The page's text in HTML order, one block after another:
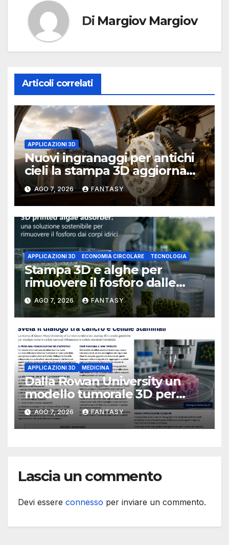
Di Margiov Margiov
Articoli correlati
APPLICAZIONI 3D
Nuovi ingranaggi per antichi
cieli la stampa 3D aggiorna
un osservatorio del 1930 della
University of Arkansas at
Little Rock
AGO 7, 2026 FANTASY
APPLICAZIONI 3D ECONOMIA CIRCOLARE TECNOLOGIA
Stampa 3D e alghe per
rimuovere il fosforo dalle
acque il progetto della
Florida Atlantic University
AGO 7, 2026 FANTASY
APPLICAZIONI 3D MEDICINA
Dalla Rowan University un
modello tumorale 3D per
studiare il dialogo tra cancro
e cellule staminali
AGO 7, 2026 FANTASY
Lascia un commento
Devi essere connesso per inviare un commento.